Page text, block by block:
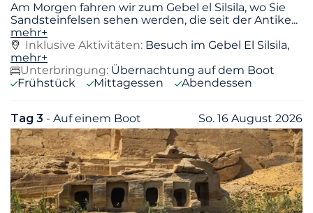
Am Morgen fahren wir zum Gebel el Silsila, wo Sie
Sandsteinfelsen sehen werden, die seit der Antike...
mehr+
Inklusive Aktivitäten: Besuch im Gebel El Silsila,
mehr+
Unterbringung: Übernachtung auf dem Boot
Frühstück
Mittagessen Abendessen
Tag 3 - Auf einem Boot So. 16 August 2026